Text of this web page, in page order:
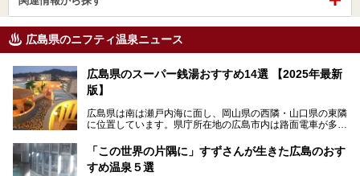
広島県のニフティ温泉ニュース
広島県のスーパー銭湯おすすめ14選 【2025年最新
版】
広島県は南は瀬戸内海に面し、岡山県の西隣・山口県の東隣
に位置しています。県庁所在地の広島市内は路面電車が多数
厳島神社と原爆ドームの2つの世界文化遺産があり、年間を
通して多数の観光客が訪れます。工業都市として栄えた呉市
や、坂の町・尾道市など、ゆっくり訪れたい町や観光スポッ
「この世界の片隅に」すずさんが生きた広島のおす
すめ温泉５選